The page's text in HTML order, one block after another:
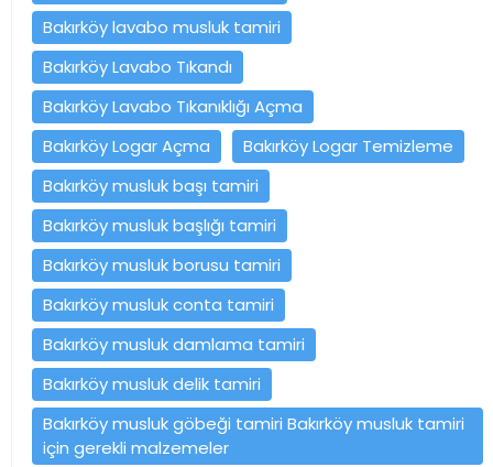
Bakırköy lavabo musluk tamiri
Bakırköy Lavabo Tıkandı
Bakırköy Lavabo Tıkanıklığı Açma
Bakırköy Logar Açma
Bakırköy Logar Temizleme
Bakırköy musluk başı tamiri
Bakırköy musluk başlığı tamiri
Bakırköy musluk borusu tamiri
Bakırköy musluk conta tamiri
Bakırköy musluk damlama tamiri
Bakırköy musluk delik tamiri
Bakırköy musluk göbeği tamiri Bakırköy musluk tamiri
için gerekli malzemeler